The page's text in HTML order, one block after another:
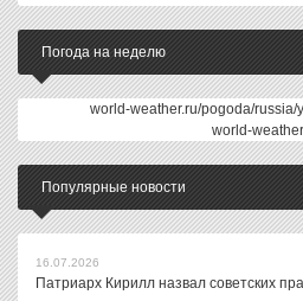
Погода на неделю
world-weather.ru/pogoda/
world-
Популярные новости
16.07.2026
Патриарх Кирилл назвал советских